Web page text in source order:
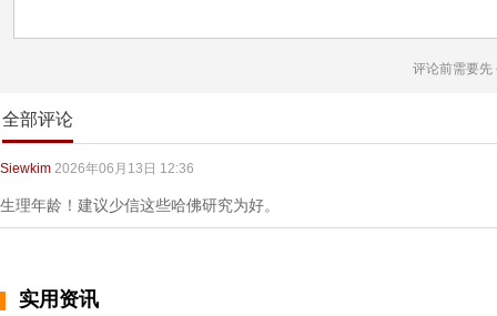
评论前需要先
全部评论
Siewkim 2026年06月13日 12:36
生理年龄！建议少信这些哈佛研究为好。
实用资讯